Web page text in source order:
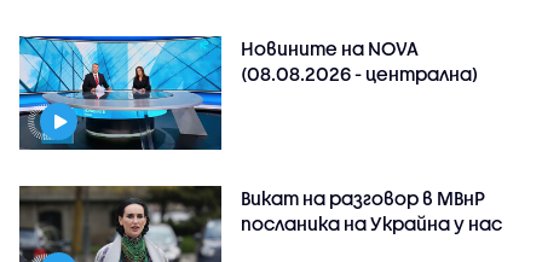
Новините на NOVA
(08.08.2026 - централна)
Викат на разговор в МВнР
посланика на Украйна у нас